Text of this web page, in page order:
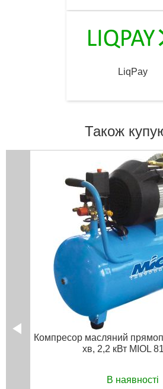
LiqPay
Також
Компресор масляний
хв, 2,2 кВт MIOL
В наявності